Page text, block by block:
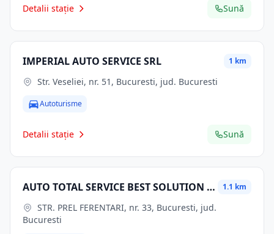
Detalii stație Sună
IMPERIAL AUTO SERVICE SRL 1 km
Str. Veseliei, nr. 51, Bucuresti, jud. Bucuresti
Autoturisme
Detalii stație Sună
AUTO TOTAL SERVICE BEST SOLUTION SRL 1.1 km
Bucuresti